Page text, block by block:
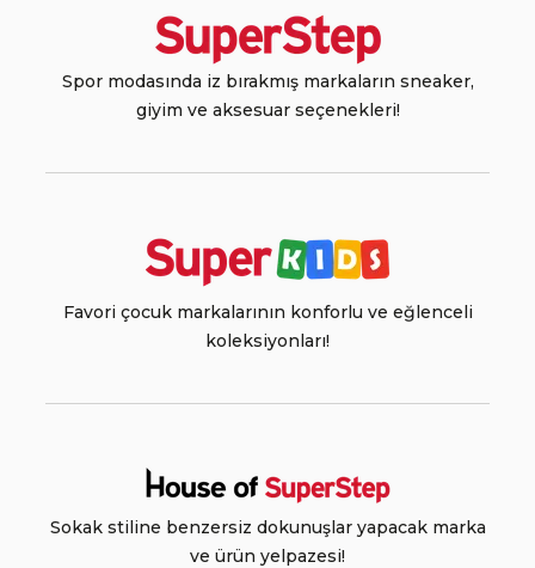
Spor modasında iz bırakmış markaların sneaker,
giyim ve aksesuar seçenekleri!
Favori çocuk markalarının konforlu ve eğlenceli
koleksiyonları!
Sokak stiline benzersiz dokunuşlar yapacak marka
ve ürün yelpazesi!